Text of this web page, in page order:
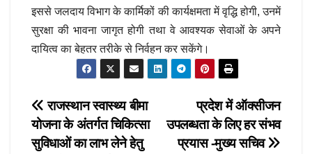
इससे जलदाय विभाग के कार्मिकों की कार्यक्षमता में वृद्धि होगी, उनमें
सुरक्षा की भावना जागृत होगी तथा वे आवश्यक सेवाओं के अपने
दायित्व का बेहतर तरीके से निर्वहन कर सकेंगे।
Post
navigation
प्रदेश में ऑक्सीजन
उपलब्धता के लिए हर संभव
प्रयास -मुख्य सचिव
राजस्थान स्वास्थ्य बीमा
योजना के अंतर्गत चिकित्सा
सुविधाओं का लाभ लेने हेतु